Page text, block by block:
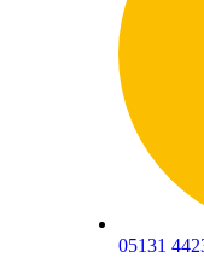
05131